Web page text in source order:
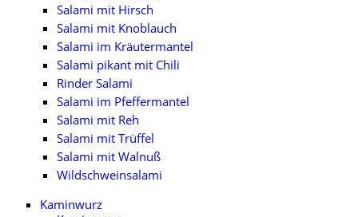
Salami mit Hirsch
Salami mit Knoblauch
Salami im Kräutermantel
Salami pikant mit Chili
Rinder Salami
Salami im Pfeffermantel
Salami mit Reh
Salami mit Trüffel
Salami mit Walnuß
Wildschweinsalami
Kaminwurz